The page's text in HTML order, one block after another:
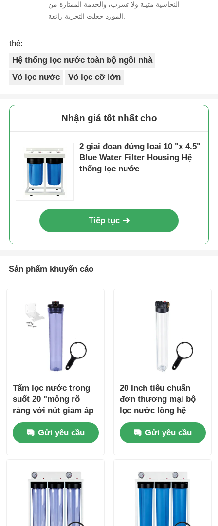
النحاسية متينة ولا تسرب، والخدمة الممتازة من
thẻ:
Hệ thống lọc nước toàn bộ ngôi nhà
Vỏ lọc nước
Vỏ lọc cỡ lớn
Nhận giá tốt nhất cho
2 giai đoạn đứng loại 10 "x 4.5"
Blue Water Filter Housing Hệ
thống lọc nước
Tiếp tục
Sản phẩm khuyến cáo
Tấm lọc nước trong
suốt 20 "mỏng rõ
ràng với nút giảm áp
Gửi yêu cầu
20 Inch tiêu chuẩn
đơn thương mại bộ
lọc nước lồng hệ
thống lọc trước
NPT/BSP cổng áp
suất giải phóng
Gửi yêu cầu